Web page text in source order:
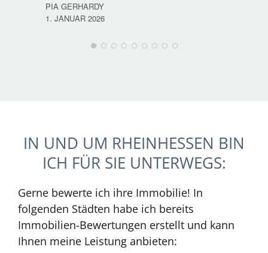
PIA GERHARDY
1. JANUAR 2026
IN UND UM RHEINHESSEN BIN
ICH FÜR SIE UNTERWEGS:
Gerne bewerte ich ihre Immobilie! In
folgenden Städten habe ich bereits
Immobilien-Bewertungen erstellt und kann
Ihnen meine Leistung anbieten: